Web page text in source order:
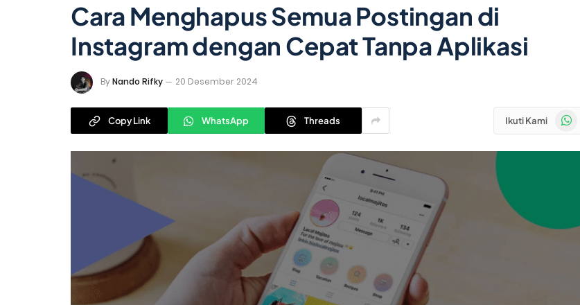
Cara Menghapus Semua Postingan di
Instagram dengan Cepat Tanpa Aplikasi
ByNando Rifky 20 Desember 2024
Copy Link WhatsApp Threads Ikuti Kami